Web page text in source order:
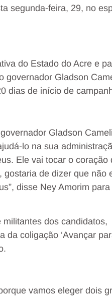
segunda-feira, 29, no
do Estado do Acre e
governador Gladson
dias de início de
Gladson
lo na sua
Ele vai tocar o coração
de dizer que não
disse Ney Amorim para
dos candidatos,
da coligação ‘Avançar
vamos eleger dois